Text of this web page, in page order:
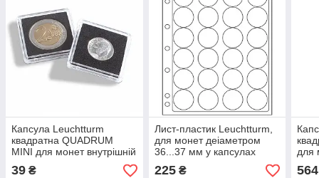
Капсула Leuchtturm
квадратна QUADRUM
MINI для монет внутрішній
діаметр 27 мм.
39 ₴
Лист-пластик Leuchtturm,
для монет деіаметром
36...37 мм у капсулах
225₴
для
564